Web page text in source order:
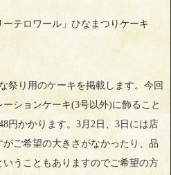
テロワール」ひなまつりケーキ
祭り用のケーキを掲載します。今回
ションケーキ(3号以外)に飾ること
円かかります。3月2日、3日には店
ご希望の大きさがなかったり、品
うこともありますのでご希望の方